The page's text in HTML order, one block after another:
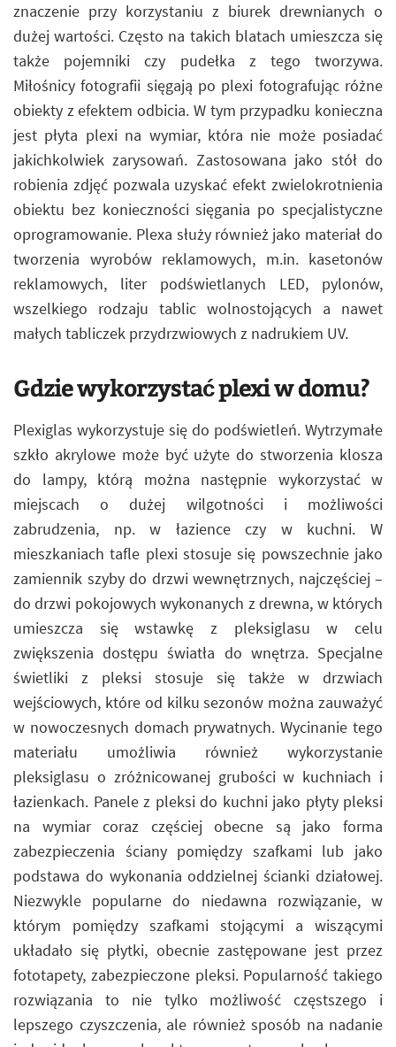
znaczenie przy korzystaniu z biurek drewnianych o
dużej wartości. Często na takich blatach umieszcza się
także pojemniki czy pudełka z tego tworzywa.
Miłośnicy fotografii sięgają po plexi fotografując różne
obiekty z efektem odbicia. W tym przypadku konieczna
jest płyta plexi na wymiar, która nie może posiadać
jakichkolwiek zarysowań. Zastosowana jako stół do
robienia zdjęć pozwala uzyskać efekt zwielokrotnienia
obiektu bez konieczności sięgania po specjalistyczne
oprogramowanie. Plexa służy również jako materiał do
tworzenia wyrobów reklamowych, m.in. kasetonów
reklamowych, liter podświetlanych LED, pylonów,
wszelkiego rodzaju tablic wolnostojących a nawet
małych tabliczek przydrzwiowych z nadrukiem UV.
Gdzie wykorzystać plexi w domu?
Plexiglas wykorzystuje się do podświetleń. Wytrzymałe
szkło akrylowe może być użyte do stworzenia klosza
do lampy, którą można następnie wykorzystać w
miejscach o dużej wilgotności i możliwości
zabrudzenia, np. w łazience czy w kuchni. W
mieszkaniach tafle plexi stosuje się powszechnie jako
zamiennik szyby do drzwi wewnętrznych, najczęściej –
do drzwi pokojowych wykonanych z drewna, w których
umieszcza się wstawkę z pleksiglasu w celu
zwiększenia dostępu światła do wnętrza. Specjalne
świetliki z pleksi stosuje się także w drzwiach
wejściowych, które od kilku sezonów można zauważyć
w nowoczesnych domach prywatnych. Wycinanie tego
materiału umożliwia również wykorzystanie
pleksiglasu o zróżnicowanej grubości w kuchniach i
łazienkach. Panele z pleksi do kuchni jako płyty pleksi
na wymiar coraz częściej obecne są jako forma
zabezpieczenia ściany pomiędzy szafkami lub jako
podstawa do wykonania oddzielnej ścianki działowej.
Niezwykle popularne do niedawna rozwiązanie, w
którym pomiędzy szafkami stojącymi a wiszącymi
układało się płytki, obecnie zastępowane jest przez
fototapety, zabezpieczone pleksi. Popularność takiego
rozwiązania to nie tylko możliwość częstszego i
lepszego czyszczenia, ale również sposób na nadanie